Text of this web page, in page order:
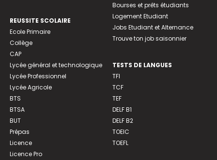
REUSSITE SCOLAIRE
Ecole Primaire
Collège
CAP
Lycée général et technologique
Lycée Professionnel
Lycée Agricole
BTS
BTSA
BUT
Prépas
Licence
Licence Pro
Bourses et prêts étudiants
Logement Etudiant
Jobs Etudiant et Alternance
Trouve ton job saisonnier
TESTS DE LANGUES
TFI
TCF
TEF
DELF B1
DELF B2
TOEIC
TOEFL